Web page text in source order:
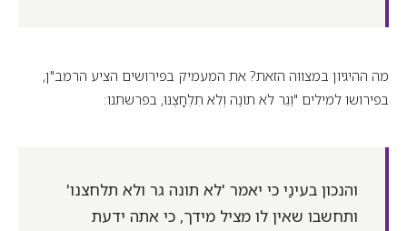
מה ההיגיון במצווה הזאת? את המעמיק בפירושים הציע הרמב"ן,
בפירושו למילים "וְגֵר לֹא תוֹנֶה וְלֹא תִלְחָצֶנּוּ, בפרשתנו:
והנכון בעינַי כי יאמר 'לא תונה גר ולא תלחצנו'
ותחשבו שאין לו מציל מידך, כי אתה ידעת